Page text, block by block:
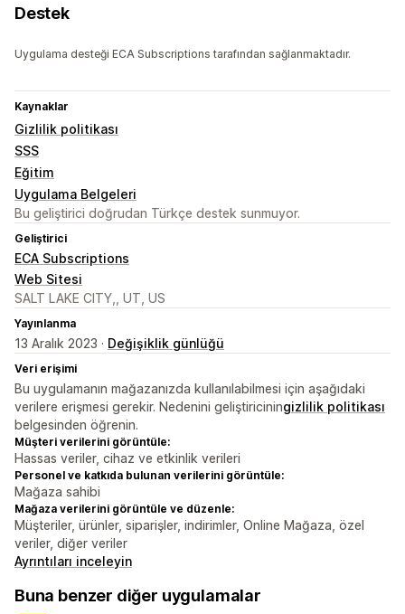
Destek
Uygulama desteği ECA Subscriptions tarafından sağlanmaktadır.
Kaynaklar
Gizlilik politikası
SSS
Eğitim
Uygulama Belgeleri
Bu geliştirici doğrudan Türkçe destek sunmuyor.
Geliştirici
ECA Subscriptions
Web Sitesi
SALT LAKE CITY,, UT, US
Yayınlanma
13 Aralık 2023 · Değişiklik günlüğü
Veri erişimi
Bu uygulamanın mağazanızda kullanılabilmesi için aşağıdaki
verilere erişmesi gerekir. Nedenini geliştiriciningizlilik politikası
belgesinden öğrenin.
Müşteri verilerini görüntüle:
Hassas veriler, cihaz ve etkinlik verileri
Personel ve katkıda bulunan verilerini görüntüle:
Mağaza sahibi
Mağaza verilerini görüntüle ve düzenle:
Müşteriler, ürünler, siparişler, indirimler, Online Mağaza, özel
veriler, diğer veriler
Ayrıntıları inceleyin
Buna benzer diğer uygulamalar